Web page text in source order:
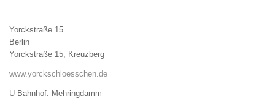
Yorckstraße 15
Berlin
Yorckstraße 15, Kreuzberg
www.yorckschloesschen.de
U-Bahnhof: Mehringdamm